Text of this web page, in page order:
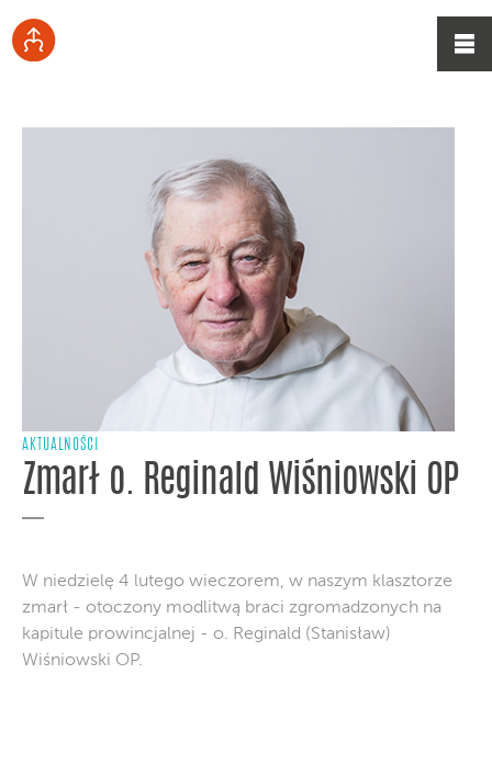
AKTUALNOŚCI
Zmarł o. Reginald Wiśniowski OP
W niedzielę 4 lutego wieczorem, w naszym klasztorze
zmarł - otoczony modlitwą braci zgromadzonych na
kapitule prowincjalnej - o. Reginald (Stanisław)
Wiśniowski OP.